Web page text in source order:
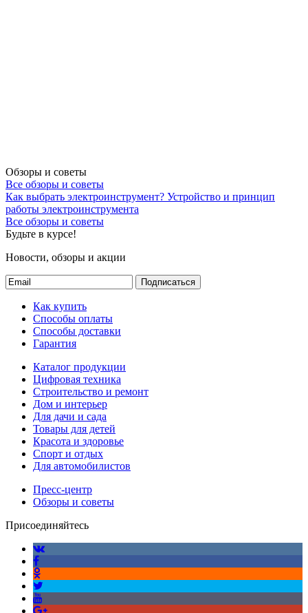
Обзоры и советы
Все обзоры и советы
Как выбрать электроинструмент? Устройство и принцип
работы электроинструмента
Все обзоры и советы
Будьте в курсе!
Новости, обзоры и акции
Подписаться
Как купить
Способы оплаты
Способы доставки
Гарантия
Каталог продукции
Цифровая техника
Строительство и ремонт
Дом и интерьер
Для дачи и сада
Товары для детей
Красота и здоровье
Спорт и отдых
Для автомобилистов
Пресс-центр
Обзоры и советы
Присоединяйтесь